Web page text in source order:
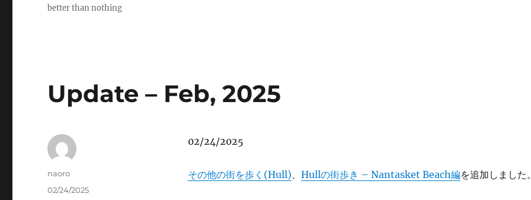
better than nothing
Update – Feb, 2025
02/24/2025
その他の街を歩く(Hull)、 Hullの街歩き – Nantasket Beach編を追加しました
Author
naoro
Posted
02/24/2025